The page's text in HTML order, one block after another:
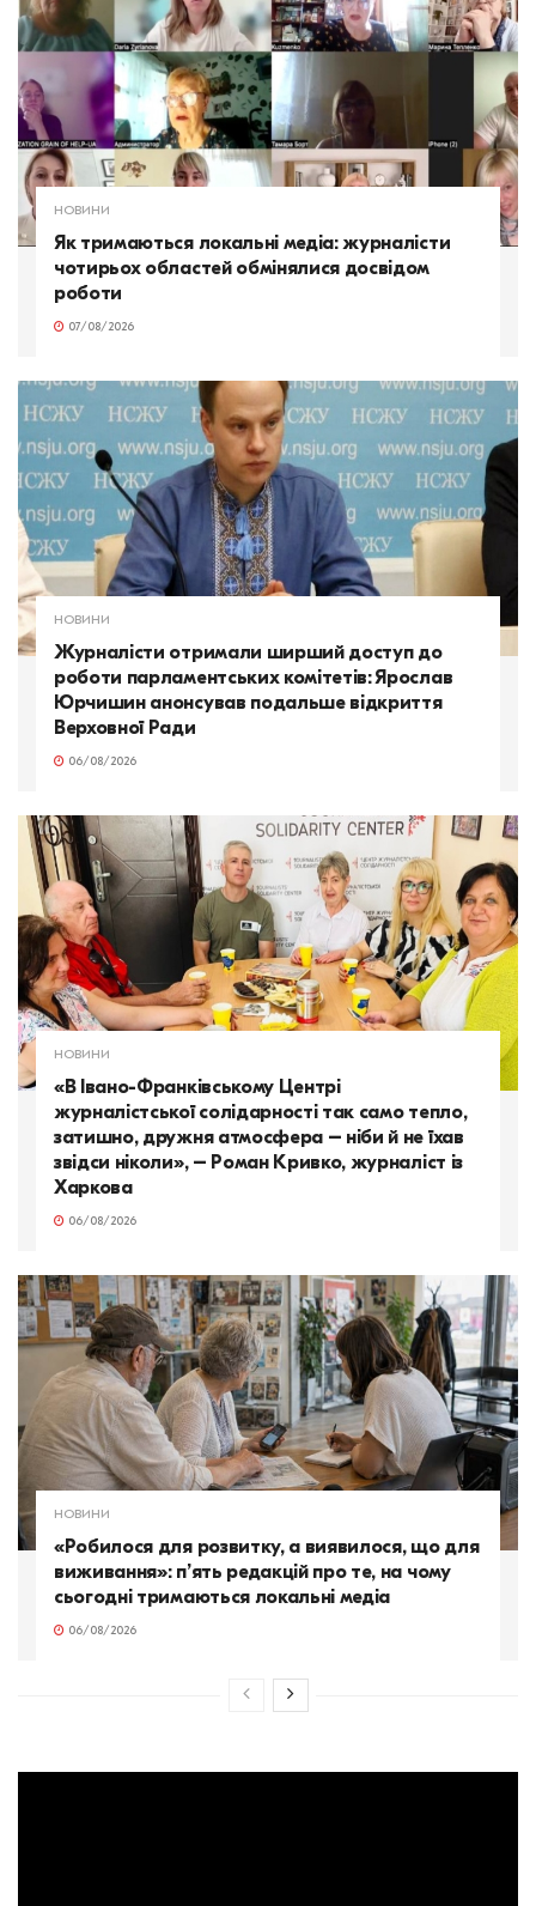
НОВИНИ
Як тримаються локальні медіа: журналісти
чотирьох областей обмінялися досвідом
роботи
07/08/2026
НОВИНИ
Журналісти отримали ширший доступ до
роботи парламентських комітетів: Ярослав
Юрчишин анонсував подальше відкриття
Верховної Ради
06/08/2026
НОВИНИ
«В Івано-Франківському Центрі
журналістської солідарності так само тепло,
затишно, дружня атмосфера – ніби й не їхав
звідси ніколи», – Роман Кривко, журналіст із
Харкова
06/08/2026
НОВИНИ
«Робилося для розвитку, а виявилося, що для
виживання»: п’ять редакцій про те, на чому
сьогодні тримаються локальні медіа
06/08/2026